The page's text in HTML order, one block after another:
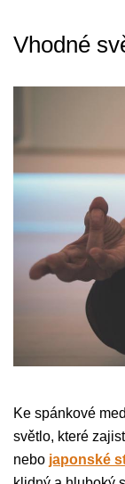
Vhodné
Ke spánkové
světlo, které
nebo japonské